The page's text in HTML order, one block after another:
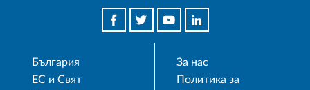
България
ЕС и Свят
За нас
Политика за